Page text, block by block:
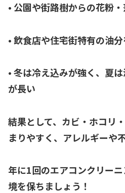
• 公園や街路樹からの花粉
• 飲食店や住宅街特有の油
• 冬は冷え込みが強く、夏
が長い
結果として、カビ・ホコリ
まりやすく、アレルギーや
年に1回のエアコンクリー
境を保ちましょう！